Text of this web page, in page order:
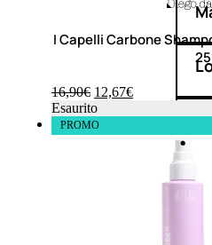
I Capelli Carbone
16,90€ 12,67€
Esaurito
PROMO